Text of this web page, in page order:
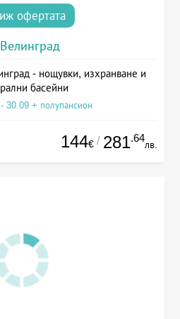
офертата
Велинград
- нощувки, изхранване и
басейни
30.09 + полупансион
144€ / 281.64
лв.